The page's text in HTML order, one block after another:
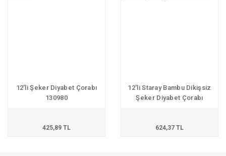
12'li Şeker Diyabet Çorabı
130980
425,89 TL
12'li Staray Bambu Dikişsiz
Şeker Diyabet Çorabı
624,37 TL